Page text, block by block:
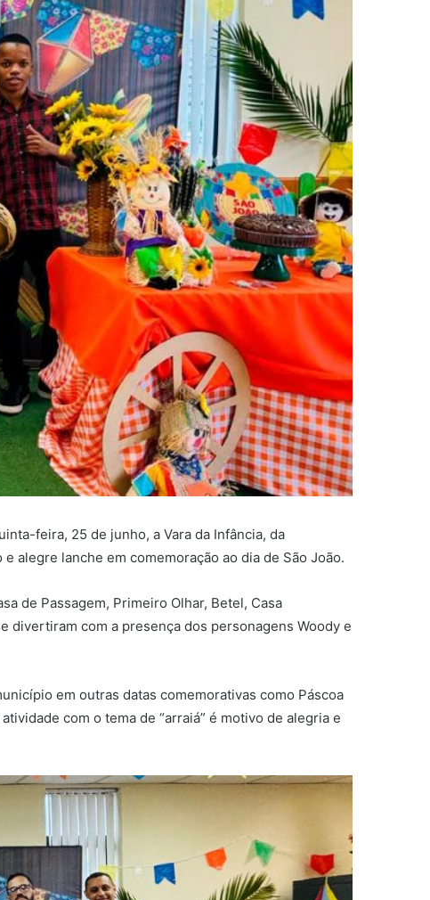
feira, 25 de junho, a Vara da Infância, da
alegre lanche em comemoração ao dia de São João.
de Passagem, Primeiro Olhar, Betel, Casa
divertiram com a presença dos personagens Woody e
em outras datas comemorativas como Páscoa
com o tema de “arraiá” é motivo de alegria e